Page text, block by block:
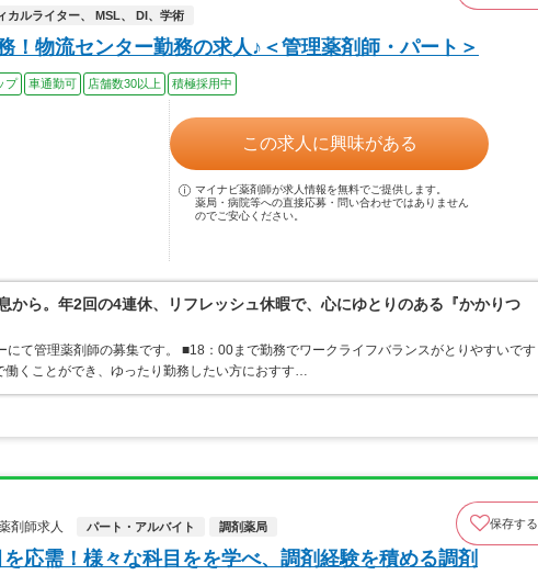
カルライター、 MSL、 DI、学術
！物流センター勤務の求人♪＜管理薬剤師・パート＞
プ 車通勤可 店舗数30以上 積極採用中
この求人に興味がある
マイナビ薬剤師が求人情報を無料でご提供します。
薬局・病院等への直接応募・問い合わせではありません
のでご安心ください。
から。年2回の4連休、リフレッシュ休暇で、心にゆとりのある『かかりつ
にて管理薬剤師の募集です。 ■18：00まで勤務でワークライフバランスがとりやすいです
くことができ、ゆったり勤務したい方におすす…
剤師求人
パート・アルバイト 調剤薬局 保存する
応需！様々な科目をを学べ、調剤経験を積める調剤